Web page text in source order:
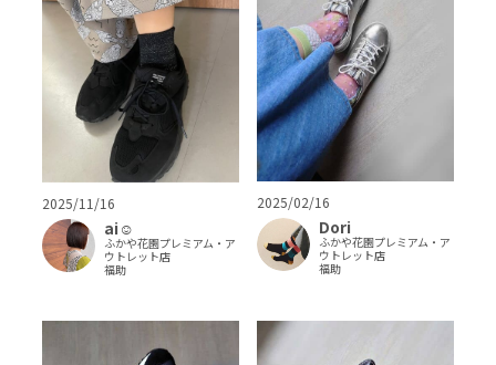
2025/11/16
ai‪‪☺︎‬
ふかや花園プレミアム・ア
ウトレット店
福助
2025/02/16
Dori
ふかや花園プレミアム・ア
ウトレット店
福助